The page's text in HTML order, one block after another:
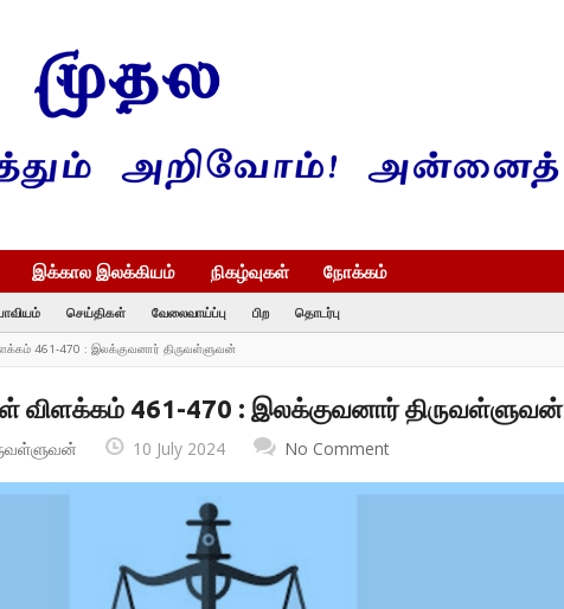
இக்கால இலக்கியம் நிகழ்வுகள் நோக்கம்
செய்திகள் வேலைவாய்ப்பு பிற தொடர்பு
461-470 : இலக்குவனார் திருவள்ளுவன்
விளக்கம் 461-470 : இலக்குவனார் திருவள்ளுவன்
10 July 2024 No Comment